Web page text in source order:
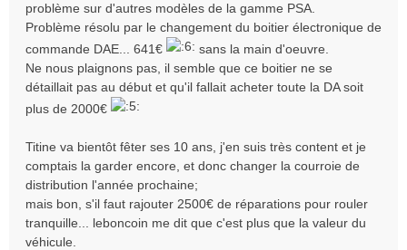
problème sur d'autres modèles de la gamme PSA.
Problème résolu par le changement du boitier électronique de
commande DAE... 641€
sans la main d'oeuvre.
Ne nous plaignons pas, il semble que ce boitier ne se
détaillait pas au début et qu'il fallait acheter toute la DA soit
plus de 2000€
Titine va bientôt fêter ses 10 ans, j'en suis très content et je
comptais la garder encore, et donc changer la courroie de
distribution l'année prochaine;
mais bon, s'il faut rajouter 2500€ de réparations pour rouler
tranquille... leboncoin me dit que c'est plus que la valeur du
véhicule.